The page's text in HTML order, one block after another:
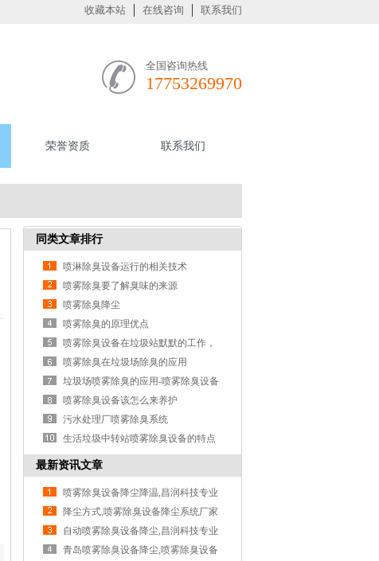
收藏本站 在线咨询 联系我们
全国咨询热线
17753269970
荣誉资质 联系我们
同类文章排行
喷淋除臭设备运行的相关技术
喷雾除臭要了解臭味的来源
喷雾除臭降尘
喷雾除臭的原理优点
喷雾除臭设备在垃圾站默默的工作，
清除...
喷雾除臭在垃圾场除臭的应用
垃圾场喷雾除臭的应用-喷雾除臭设备
喷雾除臭设备该怎么来养护
污水处理厂喷雾除臭系统
生活垃圾中转站喷雾除臭设备的特点
最新资讯文章
喷雾除臭设备降尘降温,昌润科技专业
降尘方式,喷雾除臭设备降尘系统厂家
自动喷雾除臭设备降尘,昌润科技专业
青岛喷雾除臭设备降尘,喷雾除臭设备